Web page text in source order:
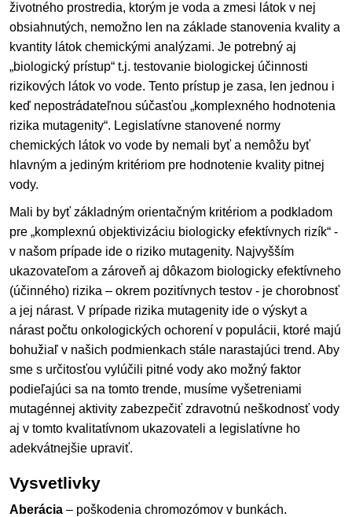
životného prostredia, ktorým je voda a zmesi látok v nej
obsiahnutých, nemožno len na základe stanovenia kvality a
kvantity látok chemickými analýzami. Je potrebný aj
„biologický prístup“ t.j. testovanie biologickej účinnosti
rizikových látok vo vode. Tento prístup je zasa, len jednou i
keď nepostrádateľnou súčasťou „komplexného hodnotenia
rizika mutagenity“. Legislatívne stanovené normy
chemických látok vo vode by nemali byť a nemôžu byť
hlavným a jediným kritériom pre hodnotenie kvality pitnej
vody.
Mali by byť základným orientačným kritériom a podkladom
pre „komplexnú objektivizáciu biologicky efektívnych rizík“ -
v našom prípade ide o riziko mutagenity. Najvyšším
ukazovateľom a zároveň aj dôkazom biologicky efektívneho
(účinného) rizika – okrem pozitívnych testov - je chorobnosť
a jej nárast. V prípade rizika mutagenity ide o výskyt a
nárast počtu onkologických ochorení v populácii, ktoré majú
bohužiaľ v našich podmienkach stále narastajúci trend. Aby
sme s určitosťou vylúčili pitné vody ako možný faktor
podieľajúci sa na tomto trende, musíme vyšetreniami
mutagénnej aktivity zabezpečiť zdravotnú neškodnosť vody
aj v tomto kvalitatívnom ukazovateli a legislatívne ho
adekvátnejšie upraviť.
Vysvetlivky
Aberácia – poškodenia chromozómov v bunkách.